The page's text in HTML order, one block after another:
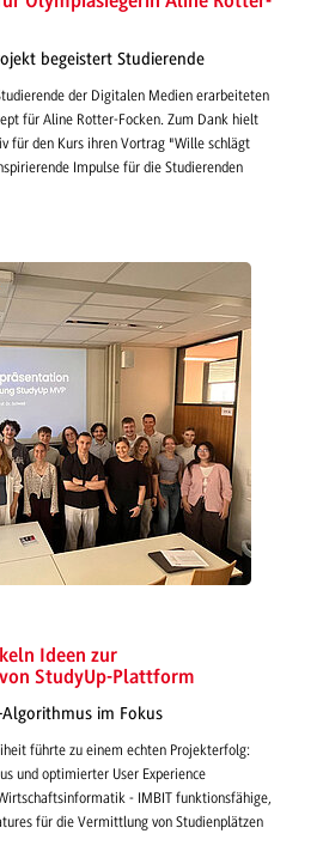
begeistert Studierende
der Digitalen Medien erarbeiteten
für Aline Rotter-Focken. Zum Dank hielt
für den Kurs ihren Vortrag "Wille schlägt
Impulse für die Studierenden
Ideen zur
StudyUp-Plattform
im Fokus
führte zu einem echten Projekterfolg:
und optimierter User Experience
- IMBIT funktionsfähige,
für die Vermittlung von Studienplätzen